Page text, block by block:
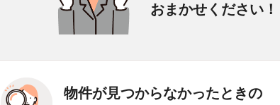
おまかせください！
物件が見つからなかったときの